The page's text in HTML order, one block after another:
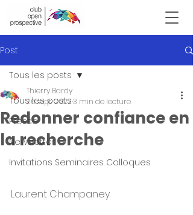
Victor Hugo
Post
Tous les posts
Presse
Newsletter
Invitations Seminaires Colloques
Tous les posts
Redonner confiance en
la recherche
Thierry Bardy
26 sept. 20223 min de lecture
Laurent Champaney